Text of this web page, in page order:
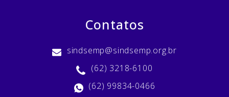
Contatos
sindsemp@sindsemp.org.br
(62) 3218-6100
(62) 99834-0466